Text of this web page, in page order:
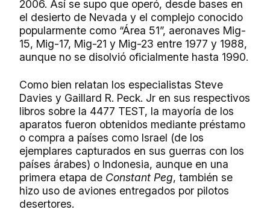
2006. Así se supo que operó, desde bases en
el desierto de Nevada y el complejo conocido
popularmente como “Área 51”, aeronaves Mig-
15, Mig-17, Mig-21 y Mig-23 entre 1977 y 1988,
aunque no se disolvió oficialmente hasta 1990.
Como bien relatan los especialistas Steve
Davies y Gaillard R. Peck. Jr en sus respectivos
libros sobre la 4477 TEST, la mayoría de los
aparatos fueron obtenidos mediante préstamo
o compra a países como Israel (de los
ejemplares capturados en sus guerras con los
países árabes) o Indonesia, aunque en una
primera etapa de Constant Peg, también se
hizo uso de aviones entregados por pilotos
desertores.